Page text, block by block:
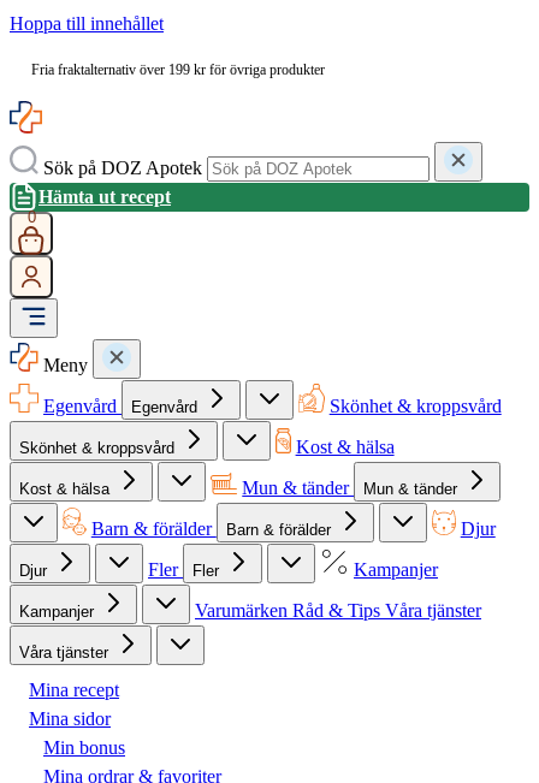
Hoppa till innehållet
Fria fraktalternativ över 199 kr för övriga produkter
Sök på DOZ Apotek
Hämta ut recept
0
Meny
Egenvård
Egenvård Skönhet & kroppsvård
Skönhet & kroppsvård Kost & hälsa
Kost & hälsa Mun & tänder Mun & tänder
Barn & förälder Barn & förälder Djur
Djur Fler Fler Kampanjer
Kampanjer Varumärken Råd & Tips Våra tjänster
Våra tjänster
Mina recept
Mina sidor
Min bonus
Mina ordrar & favoriter